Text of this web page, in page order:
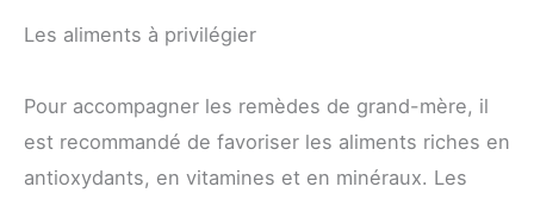
Les aliments à privilégier
Pour accompagner les remèdes de grand-mère, il
est recommandé de favoriser les aliments riches en
antioxydants, en vitamines et en minéraux. Les